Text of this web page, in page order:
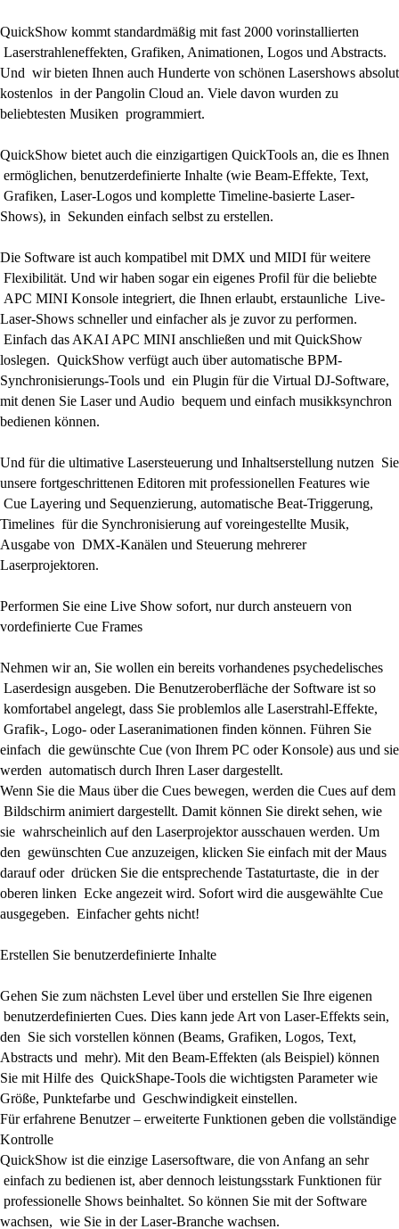
QuickShow kommt standardmäßig mit fast 2000 vorinstallierten
Laserstrahleneffekten, Grafiken, Animationen, Logos und Abstracts.
Und wir bieten Ihnen auch Hunderte von schönen Lasershows absolut
kostenlos in der Pangolin Cloud an. Viele davon wurden zu
beliebtesten Musiken programmiert.
QuickShow bietet auch die einzigartigen QuickTools an, die es Ihnen
ermöglichen, benutzerdefinierte Inhalte (wie Beam-Effekte, Text,
Grafiken, Laser-Logos und komplette Timeline-basierte Laser-
Shows), in Sekunden einfach selbst zu erstellen.
Die Software ist auch kompatibel mit DMX und MIDI für weitere
Flexibilität. Und wir haben sogar ein eigenes Profil für die beliebte
APC MINI Konsole integriert, die Ihnen erlaubt, erstaunliche Live-
Laser-Shows schneller und einfacher als je zuvor zu performen.
Einfach das AKAI APC MINI anschließen und mit QuickShow
loslegen. QuickShow verfügt auch über automatische BPM-
Synchronisierungs-Tools und ein Plugin für die Virtual DJ-Software,
mit denen Sie Laser und Audio bequem und einfach musikksynchron
bedienen können.
Und für die ultimative Lasersteuerung und Inhaltserstellung nutzen Sie
unsere fortgeschrittenen Editoren mit professionellen Features wie
Cue Layering und Sequenzierung, automatische Beat-Triggerung,
Timelines für die Synchronisierung auf voreingestellte Musik,
Ausgabe von DMX-Kanälen und Steuerung mehrerer
Laserprojektoren.
Performen Sie eine Live Show sofort, nur durch ansteuern von
vordefinierte Cue Frames
Nehmen wir an, Sie wollen ein bereits vorhandenes psychedelisches
Laserdesign ausgeben. Die Benutzeroberfläche der Software ist so
komfortabel angelegt, dass Sie problemlos alle Laserstrahl-Effekte,
Grafik-, Logo- oder Laseranimationen finden können. Führen Sie
einfach die gewünschte Cue (von Ihrem PC oder Konsole) aus und sie
werden automatisch durch Ihren Laser dargestellt.
Wenn Sie die Maus über die Cues bewegen, werden die Cues auf dem
Bildschirm animiert dargestellt. Damit können Sie direkt sehen, wie
sie wahrscheinlich auf den Laserprojektor ausschauen werden. Um
den gewünschten Cue anzuzeigen, klicken Sie einfach mit der Maus
darauf oder drücken Sie die entsprechende Tastaturtaste, die in der
oberen linken Ecke angezeit wird. Sofort wird die ausgewählte Cue
ausgegeben. Einfacher gehts nicht!
Erstellen Sie benutzerdefinierte Inhalte
Gehen Sie zum nächsten Level über und erstellen Sie Ihre eigenen
benutzerdefinierten Cues. Dies kann jede Art von Laser-Effekts sein,
den Sie sich vorstellen können (Beams, Grafiken, Logos, Text,
Abstracts und mehr). Mit den Beam-Effekten (als Beispiel) können
Sie mit Hilfe des QuickShape-Tools die wichtigsten Parameter wie
Größe, Punktefarbe und Geschwindigkeit einstellen.
Für erfahrene Benutzer – erweiterte Funktionen geben die vollständige
Kontrolle
QuickShow ist die einzige Lasersoftware, die von Anfang an sehr
einfach zu bedienen ist, aber dennoch leistungsstark Funktionen für
professionelle Shows beinhaltet. So können Sie mit der Software
wachsen, wie Sie in der Laser-Branche wachsen.